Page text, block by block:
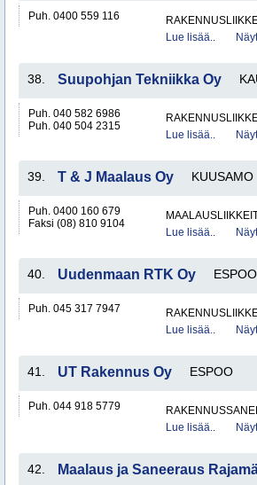
Puh. 0400 559 116
Lue lisää..
38. Suupohjan Tekniikka Oy
Puh. 040 582 6986
Puh. 040 504 2315
Lue lisää..
39. T & J Maalaus Oy KUUSAMO
Puh. 0400 160 679
Faksi (08) 810 9104
Lue lisää..
40. Uudenmaan RTK Oy ESPOO
Puh. 045 317 7947
Lue lisää..
41. UT Rakennus Oy ESPOO
Puh. 044 918 5779
Lue lisää..
42. Maalaus ja Saneeraus